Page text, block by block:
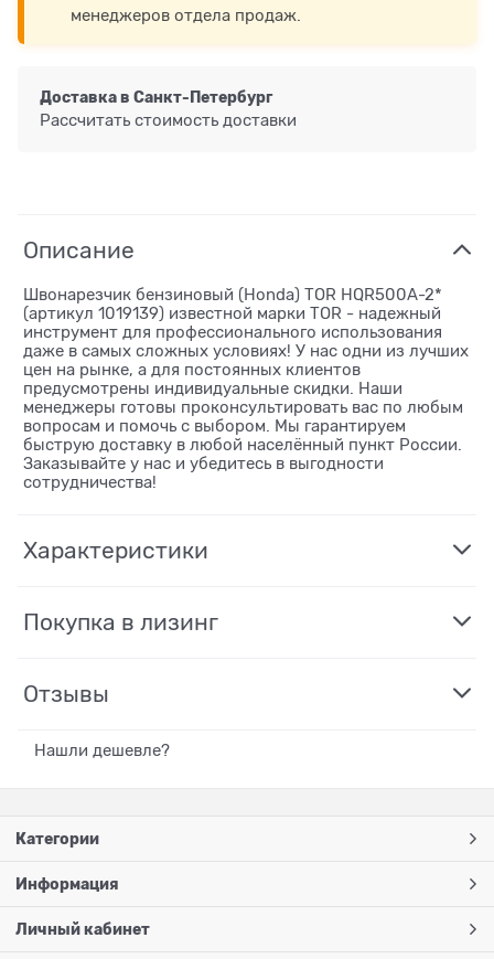
менеджеров отдела продаж.
Доставка в Санкт-Петербург
Рассчитать стоимость доставки
Описание
Швонарезчик бензиновый (Honda) TOR HQR500A-2*
(артикул 1019139) известной марки TOR - надежный
инструмент для профессионального использования
даже в самых сложных условиях! У нас одни из лучших
цен на рынке, а для постоянных клиентов
предусмотрены индивидуальные скидки. Наши
менеджеры готовы проконсультировать вас по любым
вопросам и помочь с выбором. Мы гарантируем
быструю доставку в любой населённый пункт России.
Заказывайте у нас и убедитесь в выгодности
сотрудничества!
Характеристики
Покупка в лизинг
Отзывы
Нашли дешевле?
Категории
Информация
Личный кабинет